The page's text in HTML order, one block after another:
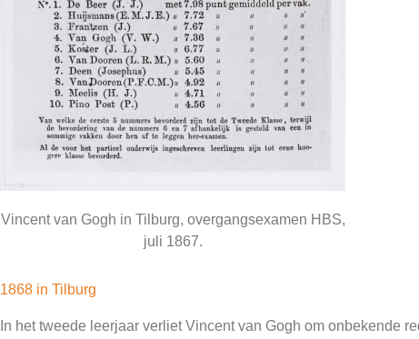
Vincent van Gogh in Tilburg, overgangsexamen HBS,
juli 1867.
1868 in Tilburg
In het tweede leerjaar verliet Vincent van Gogh om onbekende